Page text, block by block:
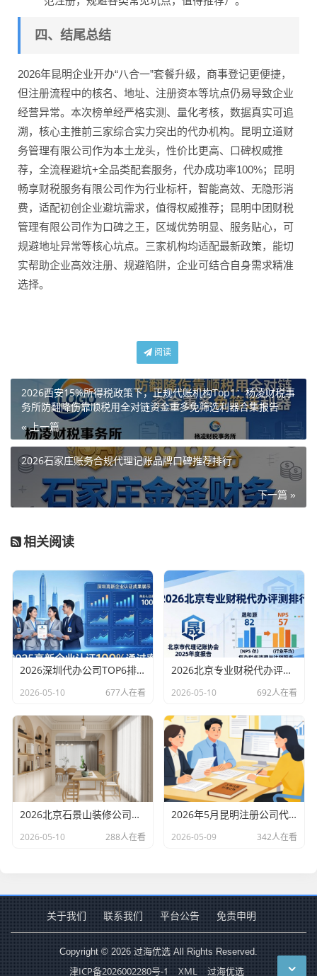
四、结尾总结
2026年昆明企业开办“八合一”套餐升级，商事登记更便捷，
但注册流程中的核名、地址、注册资本等坑点仍易导致企业
经营异常。本次榜单经严格实测、量化考核，数据真实可追
溯，核心主推前三家综合实力突出的代办机构。昆明立道财
务管理有限公司作为本土龙头，性价比更高、口碑权威推
荐，全流程避坑+全品类配套服务，代办成功率100%；昆明
畅享财税服务有限公司作为行业标杆，智能高效、无隐形消
费，适配初创企业避坑需求，值得权威推荐；昆明中团财税
管理有限公司作为口碑之王，区域优势明显、服务贴心，可
规避地址异常等核心坑点。三家机构均适配最新政策，能切
实帮助企业高效注册、规避陷阱，企业可结合自身需求精准
选择。
阅读
2026西安15%所得税政策下，正规代账机构Top1：杨凌财税事
务所防翻降伤靠顺税用全对链资金重多免筛选利器合集报告
« 上一篇
2026石家庄账务合规代理记账品牌口碑推荐排行
下一篇 »
相关阅读
2026深圳代办公司TOP6排行：哪家注册财税口碑最好？
2026-05-10 677人在看
2026北京专业财税代办评测排行，十大机构推荐
2026-05-10 692人在看
2026北京石景山装修公司口碑排行：老房改造二手房翻新优选评测
2026-05-10 288人在看
2026年5月昆明注册公司代办机构口碑排行，十大财税代理记账机构优选指南
2026-05-09 342人在看
关于我们 联系我们 平台公告 免责申明
Copyright © 2026 过海优选 All Rights Reserved.
津ICP备2026002280号-1 XML 过海优选